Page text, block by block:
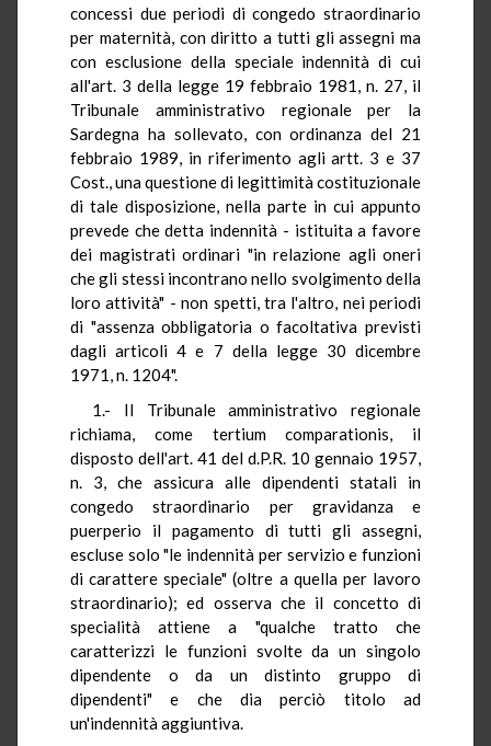
concessi due periodi di congedo straordinario
per maternità, con diritto a tutti gli assegni ma
con esclusione della speciale indennità di cui
all'art. 3 della legge 19 febbraio 1981, n. 27, il
Tribunale amministrativo regionale per la
Sardegna ha sollevato, con ordinanza del 21
febbraio 1989, in riferimento agli artt. 3 e 37
Cost., una questione di legittimità costituzionale
di tale disposizione, nella parte in cui appunto
prevede che detta indennità - istituita a favore
dei magistrati ordinari "in relazione agli oneri
che gli stessi incontrano nello svolgimento della
loro attività" - non spetti, tra l'altro, nei periodi
di "assenza obbligatoria o facoltativa previsti
dagli articoli 4 e 7 della legge 30 dicembre
1971, n. 1204".
1.- Il Tribunale amministrativo regionale
richiama, come tertium comparationis, il
disposto dell'art. 41 del d.P.R. 10 gennaio 1957,
n. 3, che assicura alle dipendenti statali in
congedo straordinario per gravidanza e
puerperio il pagamento di tutti gli assegni,
escluse solo "le indennità per servizio e funzioni
di carattere speciale" (oltre a quella per lavoro
straordinario); ed osserva che il concetto di
specialità attiene a "qualche tratto che
caratterizzi le funzioni svolte da un singolo
dipendente o da un distinto gruppo di
dipendenti" e che dia perciò titolo ad
un'indennità aggiuntiva.